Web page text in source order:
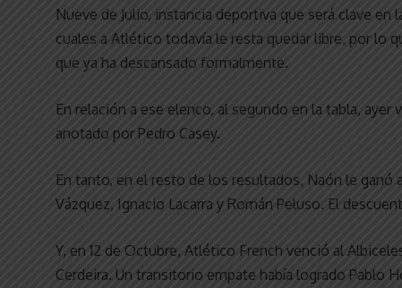
Nueve de Julio, instancia deportiva que será clave
cuales a Atlético todavía le resta quedar libre, por lo
que ya ha descansado formalmente.
En relación a ese elenco, al segundo en la tabla,
anotado por Pedro Casey.
En tanto, en el resto de los resultados, Naón le ganó
Vázquez, Ignacio Lacarra y Román Peluso. El
Y, en 12 de Octubre, Atlético French venció al
Cerdeira. Un transitorio empate había logrado Pablo